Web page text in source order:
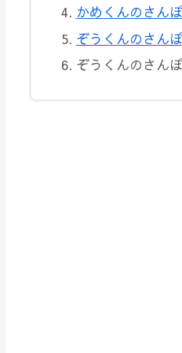
かめくんのさんぽ
ぞうくんのさん
ぞうくんのさん